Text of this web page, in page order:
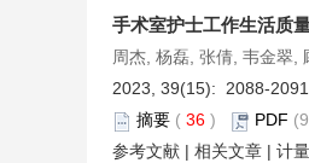
手术室护士工作生活质
周杰, 杨磊, 张倩, 韦金翠,
2023, 39(15): 2088-
摘要 ( 36 ) PDF
参考文献 | 相关文章 | 计